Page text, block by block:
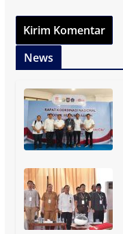
News